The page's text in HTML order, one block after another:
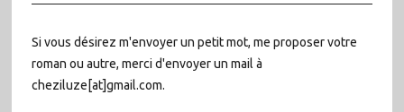
Si vous désirez m'envoyer un petit mot, me proposer votre
roman ou autre, merci d'envoyer un mail à
cheziluze[at]gmail.com.